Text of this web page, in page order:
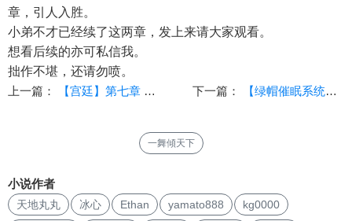
章，引人入胜。
小弟不才已经续了这两章，发上来请大家观看。
想看后续的亦可私信我。
拙作不堪，还请勿喷。
上一篇：
【宫廷】第七章 足交、初夜？ 下一篇： 【绿帽催眠系统：斗破篇】（1-2）
一舞傾天下
小说作者
天地丸丸 冰心 Ethan yamato888 kg0000